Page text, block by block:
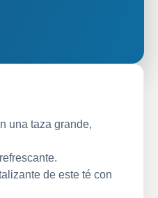
una taza grande,
de este té con